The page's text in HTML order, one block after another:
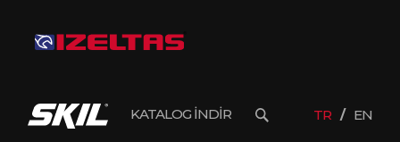
KATALOG İNDİR TR EN